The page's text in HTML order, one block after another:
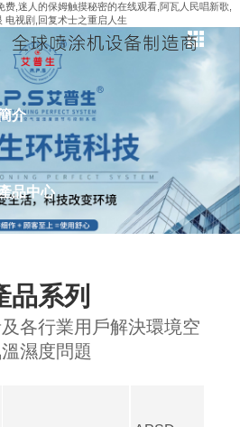
,迷人的保姆触摸秘密的在线观看,阿瓦人民唱新歌,
电视剧,回复术士之重启人生
介
品中心
品系列
各行業用戶解決環境空
濕度問題